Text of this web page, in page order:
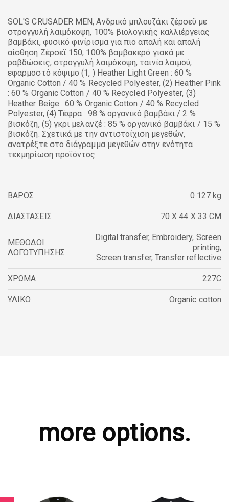
SOL'S CRUSADER MEN, Ανδρικό μπλουζάκι ζέρσεϋ με
στρογγυλή λαιμόκοψη, 100% βιολογικής καλλιέργειας
βαμβάκι, φυσικό φινίρισμα για πιο απαλή και απαλή
αίσθηση Ζέρσεϊ 150, 100% βαμβακερό γιακά με
ραβδώσεις, στρογγυλή λαιμόκοψη, ταινία λαιμού,
εφαρμοστό κόψιμο (1, ) Heather Light Green : 60 %
Organic Cotton / 40 % Recycled Polyester, (2) Heather Pink
: 60 % Organic Cotton / 40 % Recycled Polyester, (3)
Heather Beige : 60 % Organic Cotton / 40 % Recycled
Polyester, (4) Τέφρα : 98 % οργανικό βαμβάκι / 2 %
βισκόζη, (5) γκρι μελανζέ : 85 % οργανικό βαμβάκι / 15 %
βισκόζη. Σχετικά με την αντιστοίχιση μεγεθών,
ανατρέξτε στο διάγραμμα μεγεθών στην ενότητα
τεκμηρίωση προϊόντος.
ΒΑΡΟΣ 0.127 kg
ΔΙΑΣΤΑΣΕΙΣ 70 X 44 X 33 CM
ΜΕΘΟΔΟΙ
ΛΟΓΟΤΥΠΗΣΗΣ
Digital transfer, Embroidery, Screen
printing,
Screen transfer, Transfer reflective
ΧΡΩΜΑ 227C
ΥΛΙΚΟ Organic cotton
more options.